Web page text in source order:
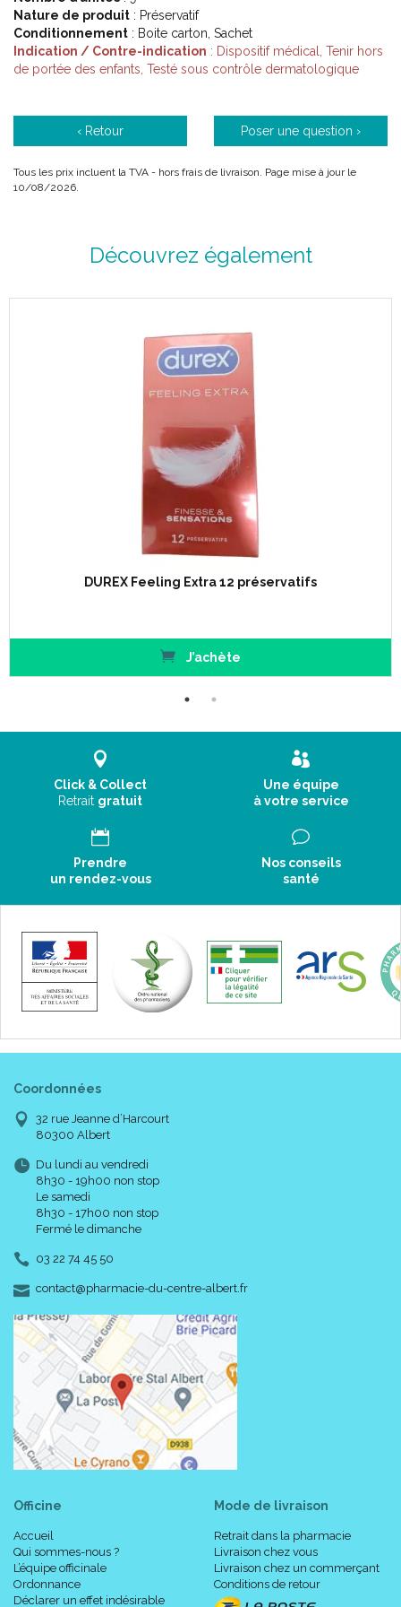
Nature de produit : Préservatif
Conditionnement : Boite carton, Sachet
Indication / Contre-indication : Dispositif médical, Tenir hors
de portée des enfants, Testé sous contrôle dermatologique
‹ Retour Poser une question ›
Tous les prix incluent la TVA - hors frais de livraison. Page mise à jour le
10/08/2026.
Découvrez également
DUREX Feeling Extra 12 préservatifs
J’achète
Click & Collect
Retrait gratuit
Une équipe
à votre service
Prendre
un rendez-vous
Nos conseils
santé
Coordonnées
32 rue Jeanne d’Harcourt
80300 Albert
Du lundi au vendredi
8h30 - 19h00 non stop
Le samedi
8h30 - 17h00 non stop
Fermé le dimanche
03 22 74 45 50
contact-
@-
pharmacie-du-centre-albert.fr
Officine
Accueil
Qui sommes-nous ?
L’équipe officinale
Ordonnance
Déclarer un effet indésirable
Mode de livraison
Retrait dans la pharmacie
Livraison chez vous
Livraison chez un commerçant
Conditions de retour